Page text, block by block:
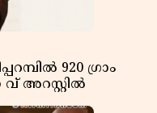
920 ഗ്രാം
അറസ്റ്റിൽ